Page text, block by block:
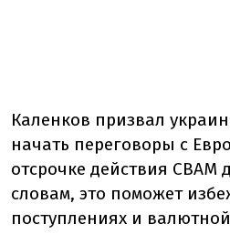
Каленков призвал
начать переговоры с
отсрочке действия СВАМ
словам, это поможет
поступлениях и